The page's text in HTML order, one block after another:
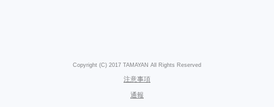
Copyright (C) 2017 TAMAYAN All Rights Reserved
注意事項
通報